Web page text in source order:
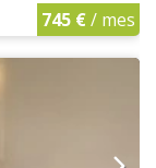
745 €/ mes